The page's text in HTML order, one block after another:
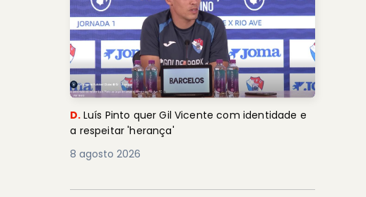
D. Luís Pinto quer Gil Vicente com identidade e
a respeitar 'herança'
8 agosto 2026